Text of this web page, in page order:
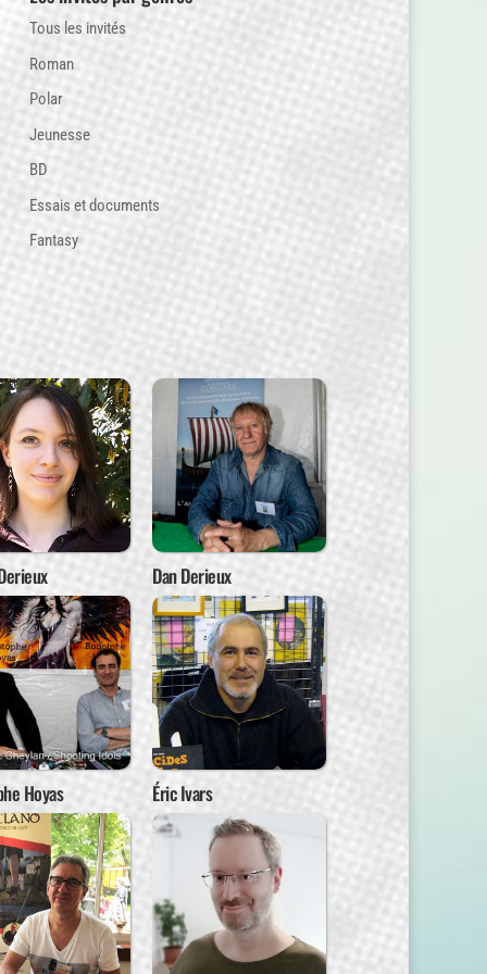
Tous les invités
Roman
Polar
Jeunesse
BD
Essais et documents
Fantasy
Dan Derieux
Hoyas Éric Ivars